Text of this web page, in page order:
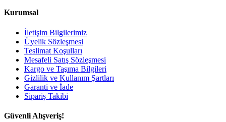
Kurumsal
İletişim Bilgilerimiz
Üyelik Sözleşmesi
Teslimat Koşulları
Mesafeli Satış Sözleşmesi
Kargo ve Taşıma Bilgileri
Gizlilik ve Kullanım Şartları
Garanti ve İade
Sipariş Takibi
Güvenli Alışveriş!